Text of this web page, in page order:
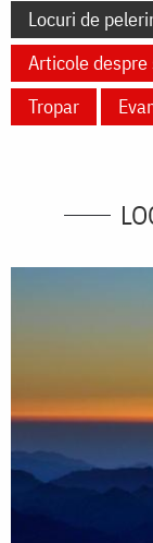
Locuri de
Articole despre
Tropar